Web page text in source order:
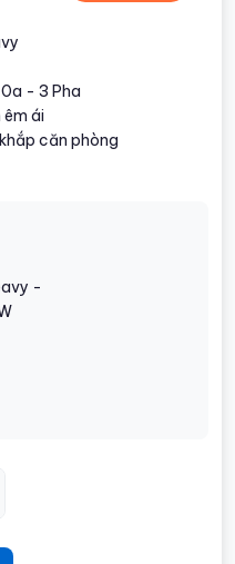
- 3 Pha
ái
căn phòng
-